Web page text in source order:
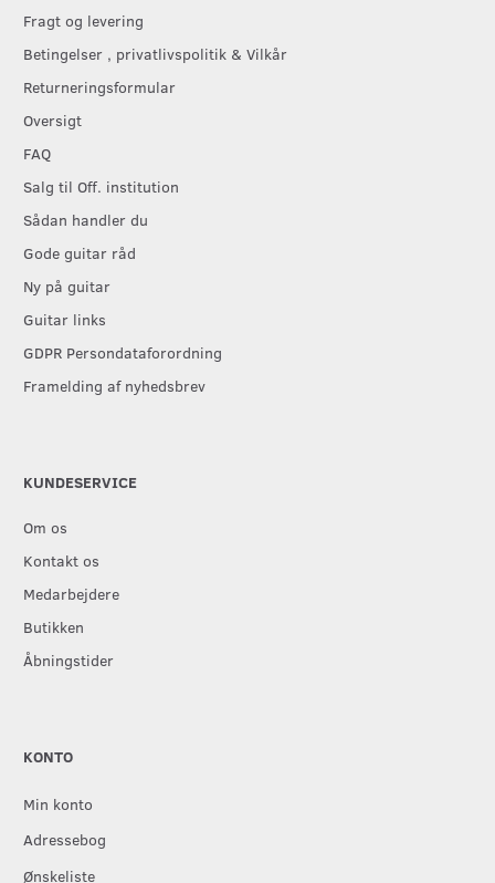
Fragt og levering
Betingelser , privatlivspolitik & Vilkår
Returneringsformular
Oversigt
FAQ
Salg til Off. institution
Sådan handler du
Gode guitar råd
Ny på guitar
Guitar links
GDPR Persondataforordning
Framelding af nyhedsbrev
KUNDESERVICE
Om os
Kontakt os
Medarbejdere
Butikken
Åbningstider
KONTO
Min konto
Adressebog
Ønskeliste